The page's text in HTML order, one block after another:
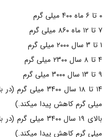
۰ تا ۶ ماه ۴۰۰ میلی گرم
۷ تا ۱۲ ماه ۸۶۰ میلی گرم
۱ تا ۳ سال ۲۰۰۰ میلی گرم
۴ تا ۸ سال ۲۳۰۰ میلی گرم
۹ تا ۱۳ سال ۳۰۰۰ میلی گرم
میلی گرم کاهش پیدا میکند.)
میلی گرم کاهش پیدا میکند.)